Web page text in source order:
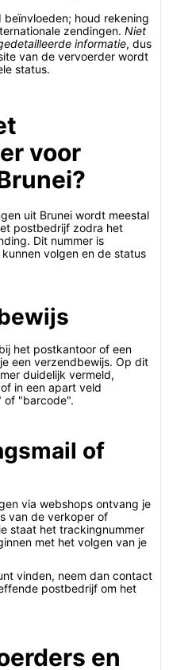
beïnvloeden; houd rekening
zendingen. Niet
informatie, dus
van de vervoerder wordt
status.
voor
uit Brunei wordt meestal
postbedrijf zodra het
Dit nummer is
volgen en de status
het postkantoor of een
een verzendbewijs. Op dit
duidelijk vermeld,
in een apart veld
of "barcode".
of
via webshops ontvang je
van de verkoper of
staat het trackingnummer
met het volgen van je
vinden, neem dan contact
postbedrijf om het
en